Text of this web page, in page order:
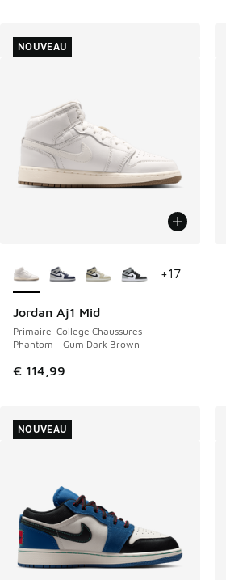
Jordan Aj1 Mid
Primaire-College Chaussures
Phantom - Gum Dark Brown
€ 114,99
NOUVEAU
+17
NOUVEAU
NOUVEAU